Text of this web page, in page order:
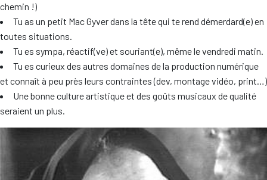
chemin !)
Tu as un petit Mac Gyver dans la tête qui te rend démerdard(e) en
toutes situations.
Tu es sympa, réactif(ve) et souriant(e), même le vendredi matin.
Tu es curieux des autres domaines de la production numérique
et connaît à peu près leurs contraintes (dev, montage vidéo, print…)
Une bonne culture artistique et des goûts musicaux de qualité
seraient un plus.